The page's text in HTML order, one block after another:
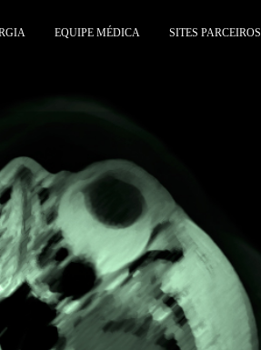
EQUIPE MÉDICA SITES PARCEIROS